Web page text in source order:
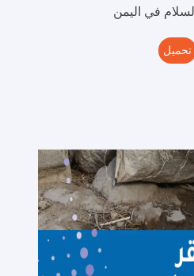
في اليمن
تحميل